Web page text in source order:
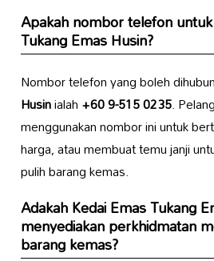
Apakah nombor telefon
Tukang Emas Husin?
Nombor telefon yang boleh
Husinialah+60 9-515 0235.
menggunakan nombor ini untuk
harga, atau membuat temu janji
pulih barang kemas.
AdakahKedai Emas Tukang
menyediakan perkhidmatan
barang kemas?